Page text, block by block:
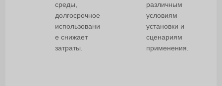
среды,
долгосрочное
использовани
е снижает
затраты.
различным
условиям
установки и
сценариям
применения.